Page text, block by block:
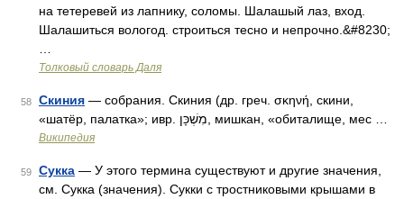
на тетеревей из лапнику, соломы. Шалашый лаз, вход.
Шалашиться вологод. строиться тесно и непрочно.&#8230;
Толковый словарь Даля
58 Скиния — собрания. Скиния (др. греч. σκηνή, скини,
«шатёр, палатка»; ивр. מִשְׁכָּן‎, мишкан, «обиталище, мес …
Википедия
59 Сукка — У этого термина существуют и другие значения,
см. Сукка (значения). Сукки c тростниковыми крышами в